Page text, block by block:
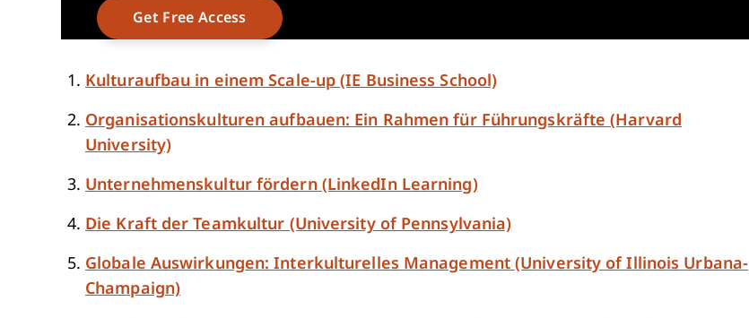
Kulturaufbau in einem Scale-up (IE Business School)
Organisationskulturen aufbauen: Ein Rahmen für Führungskräfte (Harvard
University)
Unternehmenskultur fördern (LinkedIn Learning)
Die Kraft der Teamkultur (University of Pennsylvania)
Globale Auswirkungen: Interkulturelles Management (University of Illinois Urbana-
Champaign)